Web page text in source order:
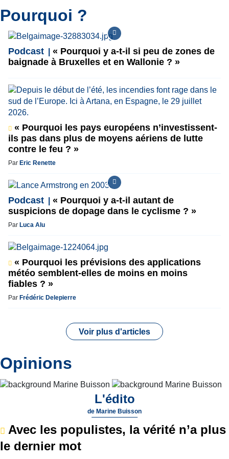
Pourquoi ?
Podcast
« Pourquoi y a-t-il si peu de zones de
baignade à Bruxelles et en Wallonie ? »
« Pourquoi les pays européens n’investissent-
ils pas dans plus de moyens aériens de lutte
contre le feu ? »
Par Eric Renette
Podcast
« Pourquoi y a-t-il autant de
suspicions de dopage dans le cyclisme ? »
Par Luca Alu
« Pourquoi les prévisions des applications
météo semblent-elles de moins en moins
fiables ? »
Par Frédéric Delepierre
Voir plus d'articles
Opinions
L'édito
de Marine Buisson
Avec les populistes, la vérité n’a plus
le dernier mot